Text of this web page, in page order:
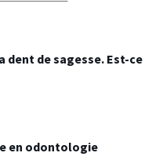
de sagesse. Est-ce
en odontologie